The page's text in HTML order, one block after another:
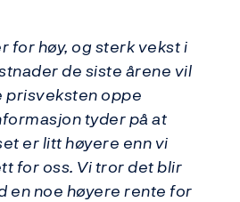
for høy, og sterk vekst i
de siste årene vil
prisveksten oppe
tyder på at
er litt høyere enn vi
for oss. Vi tror det blir
en noe høyere rente for